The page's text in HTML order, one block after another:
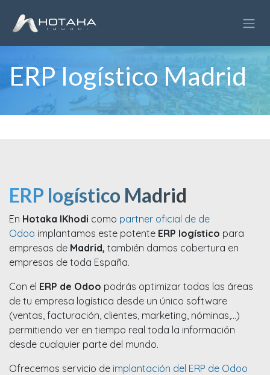
ERP logístico Madrid
ERP logístico Madrid
En Hotaka IKhodi como partner oficial de de
Odoo implantamos este potente ERP logístico para
empresas de Madrid, también damos cobertura en
empresas de toda España.
Con el ERP de Odoo podrás optimizar todas las áreas
de tu empresa logística desde un único software
(ventas, facturación, clientes, marketing, nóminas,...)
permitiendo ver en tiempo real toda la información
desde cualquier parte del mundo.
Ofrecemos servicio de implantación del ERP de Odoo